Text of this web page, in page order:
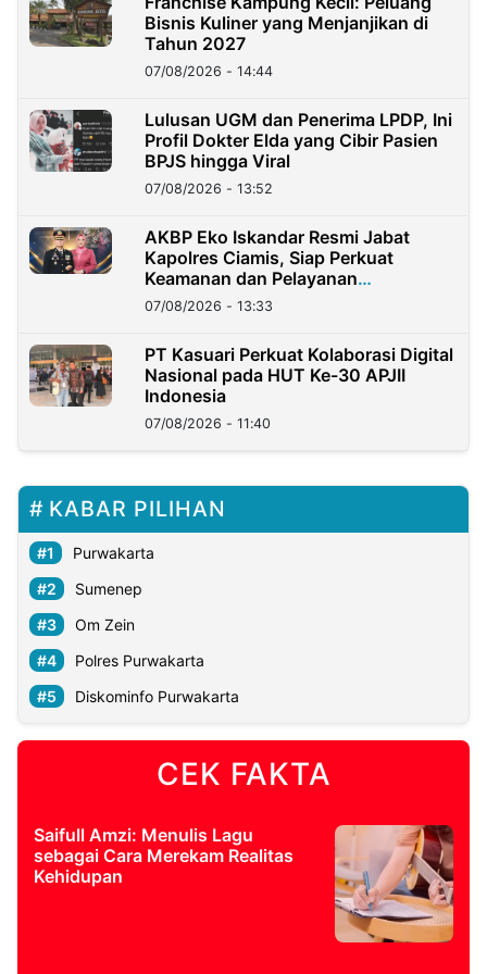
Bisnis Kuliner yang Menjanjikan di
Tahun 2027
07/08/2026 - 14:44
Lulusan UGM dan Penerima LPDP, Ini
Profil Dokter Elda yang Cibir Pasien
BPJS hingga Viral
07/08/2026 - 13:52
AKBP Eko Iskandar Resmi Jabat
Kapolres Ciamis, Siap Perkuat
Keamanan dan Pelayanan
Masyarakat
07/08/2026 - 13:33
PT Kasuari Perkuat Kolaborasi Digital
Nasional pada HUT Ke-30 APJII
Indonesia
07/08/2026 - 11:40
KABAR PILIHAN
Purwakarta
Sumenep
Om Zein
Polres Purwakarta
Diskominfo Purwakarta
CEK FAKTA
Saifull Amzi: Menulis Lagu
sebagai Cara Merekam Realitas
Kehidupan